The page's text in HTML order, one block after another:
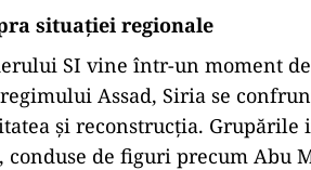
situației regionale
SI vine într-un moment
Assad, Siria se
și reconstrucția. Grupările
conduse de figuri precum Abu